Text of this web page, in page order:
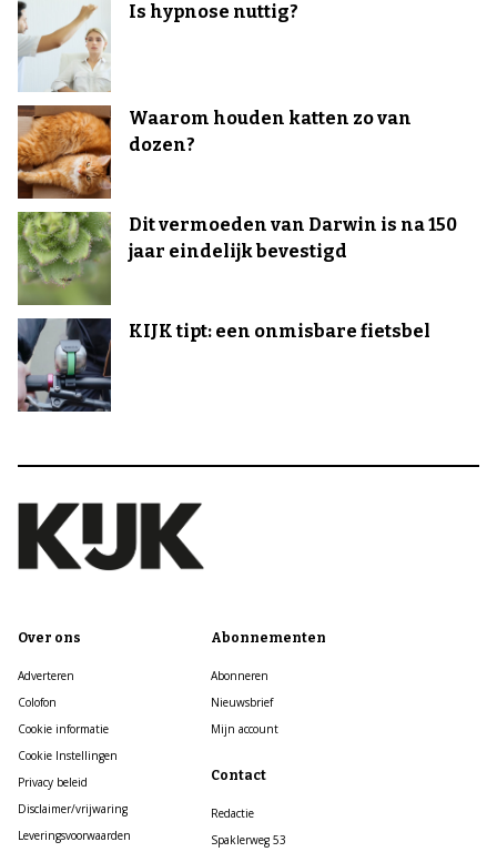
Is hypnose nuttig?
Waarom houden katten zo van
dozen?
Dit vermoeden van Darwin is na 150
jaar eindelijk bevestigd
KIJK tipt: een onmisbare fietsbel
Over ons
Adverteren
Colofon
Cookie informatie
Cookie Instellingen
Privacy beleid
Disclaimer/vrijwaring
Leveringsvoorwaarden
Abonnementen
Abonneren
Nieuwsbrief
Mijn account
Contact
Redactie
Spaklerweg 53